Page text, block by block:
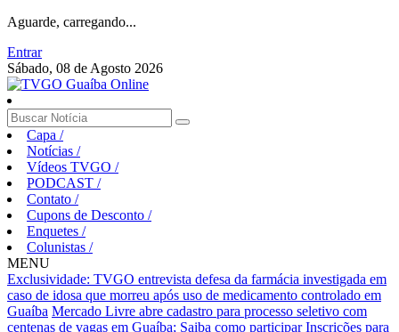
Aguarde, carregando...
Entrar
Sábado, 08 de Agosto 2026
Capa /
Notícias /
Vídeos TVGO /
PODCAST /
Contato /
Cupons de Desconto /
Enquetes /
Colunistas /
MENU
Exclusividade: TVGO entrevista defesa da farmácia investigada em
caso de idosa que morreu após uso de medicamento controlado em
Guaíba Mercado Livre abre cadastro para processo seletivo com
centenas de vagas em Guaíba; Saiba como participar Inscrições para